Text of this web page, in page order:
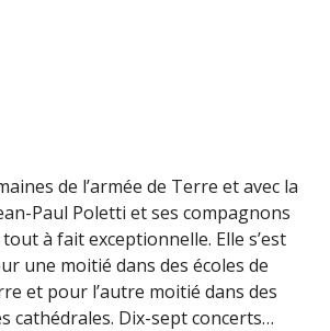
de l’armée de Terre et avec la
Paul Poletti et ses compagnons
à fait exceptionnelle. Elle s’est
une moitié dans des écoles de
et pour l’autre moitié dans des
cathédrales. Dix-sept concerts…